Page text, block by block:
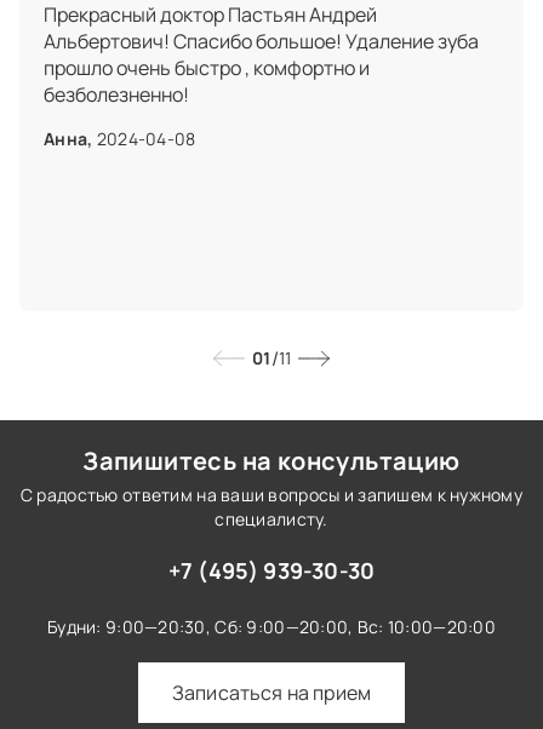
Прекрасный доктор Пастьян Андрей
Альбертович! Спасибо большое! Удаление зуба
прошло очень быстро , комфортно и
безболезненно!
Анна, 2024-04-08
01/11
Запишитесь на консультацию
С радостью ответим на ваши вопросы и запишем к нужному
специалисту.
+7 (495) 939-30-30
Будни: 9:00—20:30, Сб: 9:00—20:00, Вс: 10:00—20:00
Записаться на прием